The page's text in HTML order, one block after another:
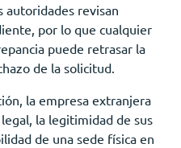
autoridades revisan
por lo que cualquier
puede retrasar la
de la solicitud.
la empresa extranjera
la legitimidad de sus
de una sede física en